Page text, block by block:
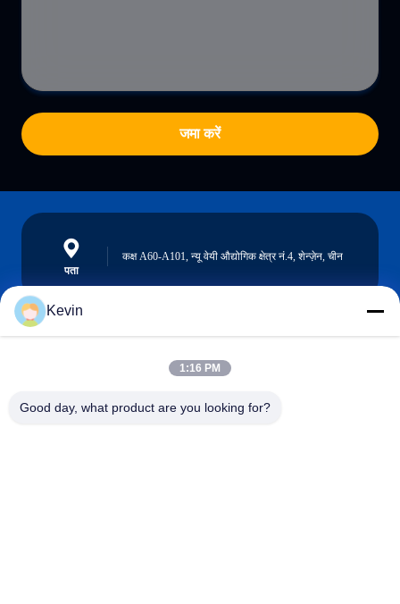
जमा करें
पता
कक्ष A60-A101, न्यू वेयी औद्योगिक क्षेत्र नं.4, शेन्ज़ेन, चीन
info@seethrulcd.com
Kevin
1:16 PM
Good day, what product are you looking for?